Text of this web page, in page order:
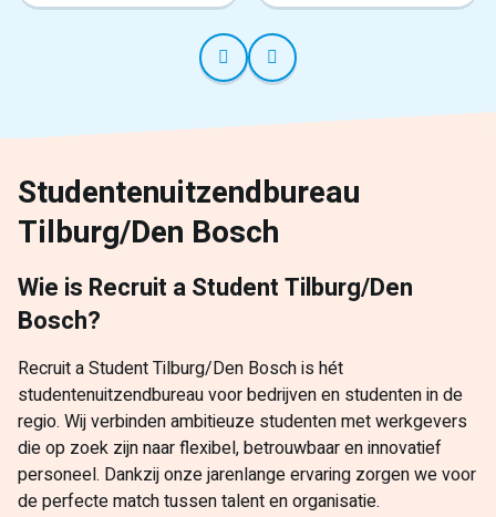
Studentenuitzendbureau
Tilburg/Den Bosch
Wie is Recruit a Student Tilburg/Den
Bosch?
Recruit a Student Tilburg/Den Bosch is hét
studentenuitzendbureau voor bedrijven en studenten in de
regio. Wij verbinden ambitieuze studenten met werkgevers
die op zoek zijn naar flexibel, betrouwbaar en innovatief
personeel. Dankzij onze jarenlange ervaring zorgen we voor
de perfecte match tussen talent en organisatie.